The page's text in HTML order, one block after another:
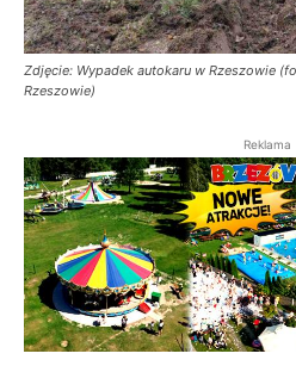
Zdjęcie: Wypadek autokaru w Rzeszowie
Rzeszowie)
Reklama